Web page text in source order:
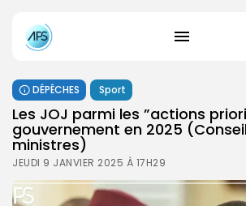
DÉPÊCHES Sport
Les JOJ parmi les ”actions
gouvernement en 2025
ministres)
JEUDI 9 JANVIER 2025 À 17H29